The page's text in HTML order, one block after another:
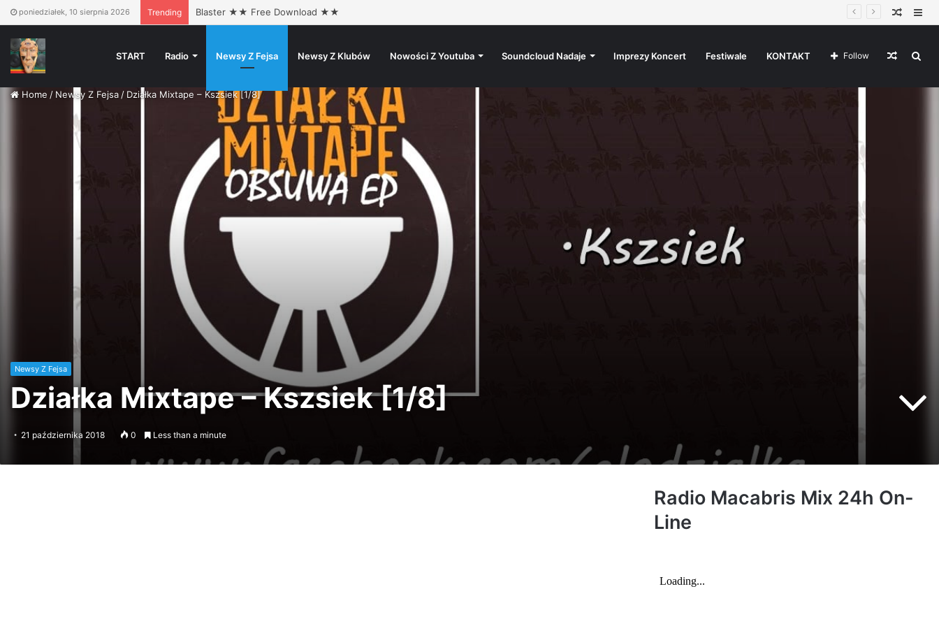
poniedziałek, 10 sierpnia 2026 Trending Blaster ★★ Free Download ★★ Random
START Radio Newsy Z Fejsa Newsy Z Klubów Nowości Z Youtuba Soundcloud Nadaje Imprezy Koncert Festiwale KONTAKT Random
Follow
Home / Newsy Z Fejsa / Działka Mixtape – Kszsiek [1/8]
Newsy Z Fejsa
Działka Mixtape – Kszsiek [1/8]
21 października 2018 0 Less than a minute
Radio Macabris Mix 24h On-
Line